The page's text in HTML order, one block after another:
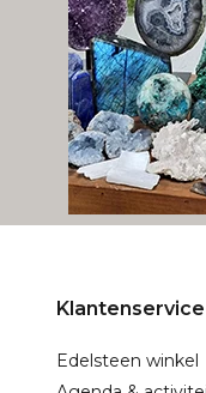
Klantenservice
Edelsteen winkel